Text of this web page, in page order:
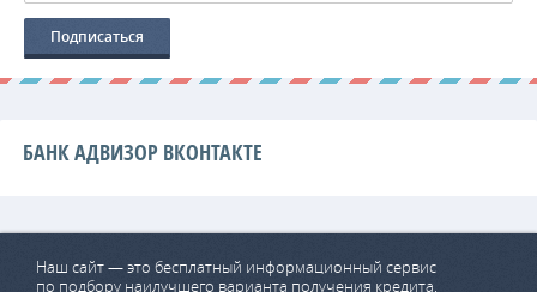
БАНК АДВИЗОР ВКОНТАКТЕ
Наш сайт — это бесплатный информационный сервис
по подбору наилучшего варианта получения кредита.